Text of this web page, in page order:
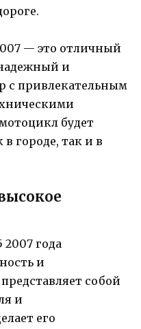
— это отличный
и
с привлекательным
будет
городе, так и в
2007 года
и
собой
и
его